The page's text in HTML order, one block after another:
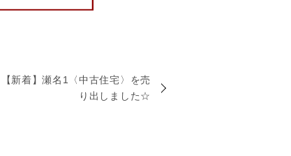
【新着】瀬名1〈中古住宅〉を売
り出しました☆